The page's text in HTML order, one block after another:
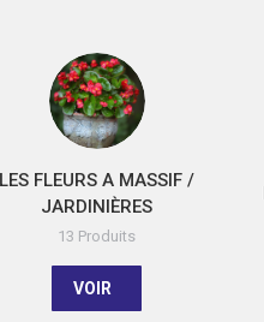
LES FLEURS A MASSIF /
JARDINIÈRES
13 Produits
VOIR